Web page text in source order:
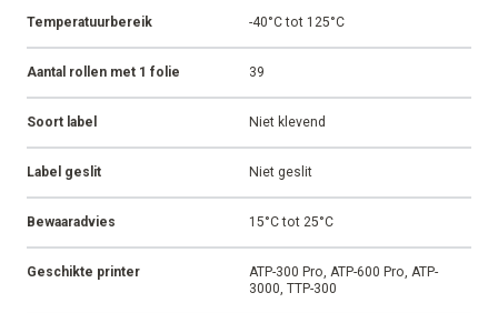
Temperatuurbereik -40°C tot 125°C
Aantal rollen met 1 folie 39
Soort label Niet klevend
Label geslit Niet geslit
Bewaaradvies 15°C tot 25°C
Geschikte printer
ATP-300 Pro, ATP-600 Pro, ATP-
3000, TTP-300